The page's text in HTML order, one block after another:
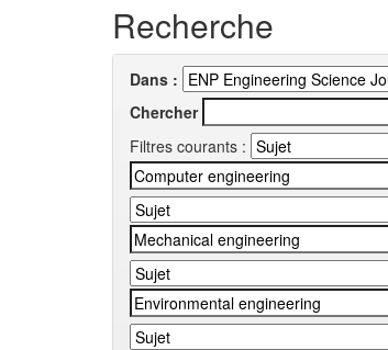
Recherche
Dans :
Chercher
Filtres courants :